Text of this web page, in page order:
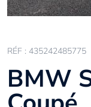
RÉF : 435242485775
BMW